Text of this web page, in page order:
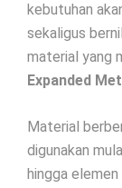
kebutuhan
sekaligus
material yang
Expanded
Material
digunakan
hingga